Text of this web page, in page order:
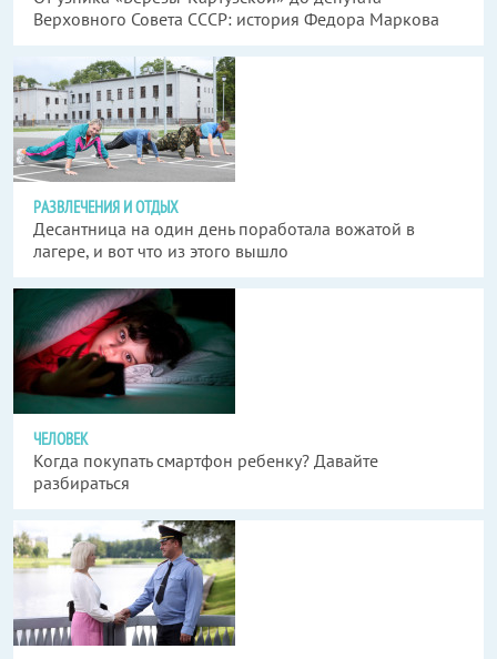
Верховного Совета СССР: история Федора Маркова
РАЗВЛЕЧЕНИЯ И ОТДЫХ
Десантница на один день поработала вожатой в
лагере, и вот что из этого вышло
ЧЕЛОВЕК
Когда покупать смартфон ребенку? Давайте
разбираться